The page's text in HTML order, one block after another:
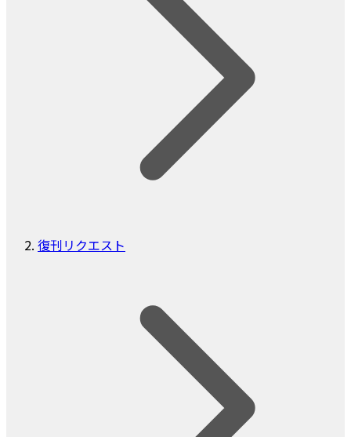
復刊リクエスト